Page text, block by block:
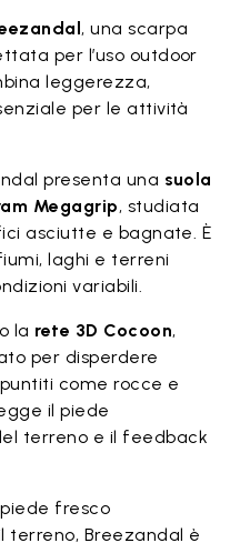
, una scarpa
per l’uso outdoor
leggerezza,
per le attività
presenta una suola
Megagrip, studiata
asciutte e bagnate. È
laghi e terreni
variabili.
la rete 3D Cocoon,
per disperdere
come rocce e
il piede
terreno e il feedback
fresco
terreno, Breezandal è